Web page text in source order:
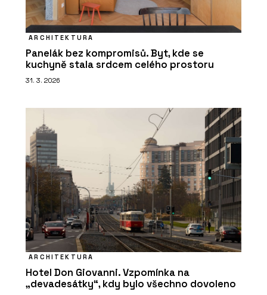
ARCHITEKTURA
Panelák bez kompromisů. Byt, kde se
kuchyně stala srdcem celého prostoru
31. 3. 2026
ARCHITEKTURA
Hotel Don Giovanni. Vzpomínka na
„devadesátky“, kdy bylo všechno dovoleno